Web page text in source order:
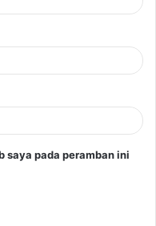
saya pada peramban ini